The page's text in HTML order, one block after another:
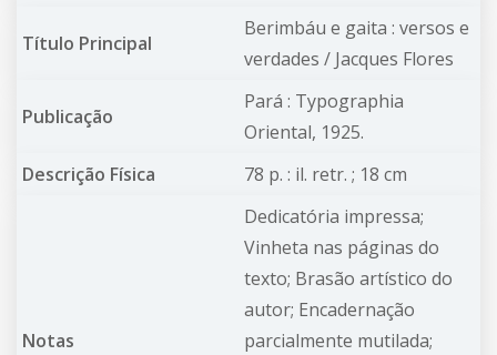
Título Principal
Berimbáu e gaita : versos e
verdades / Jacques Flores
Publicação
Pará : Typographia
Oriental, 1925.
Descrição Física
78 p. : il. retr. ; 18 cm
Notas
Dedicatória impressa;
Vinheta nas páginas do
texto; Brasão artístico do
autor; Encadernação
parcialmente mutilada;